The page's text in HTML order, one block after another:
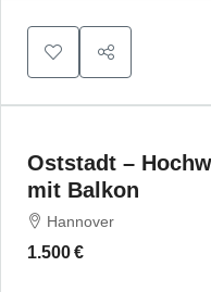
Oststadt –
mit Balkon
Hannover
1.500 €